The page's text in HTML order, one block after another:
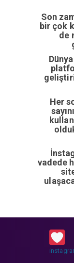
Son
bir çok
de
Her
vadede